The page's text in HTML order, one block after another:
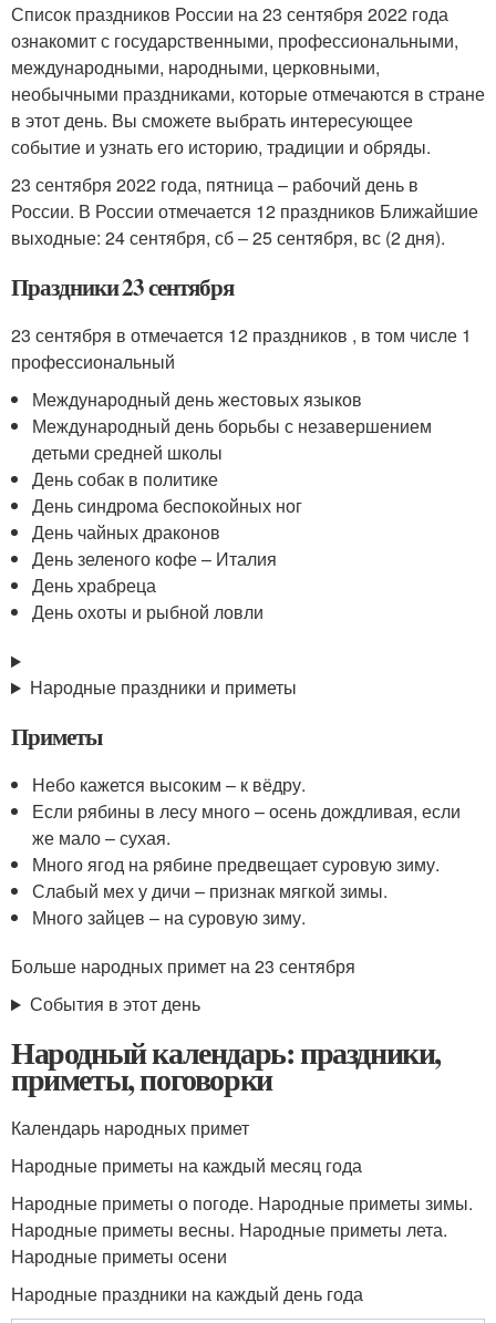
Список праздников России на 23 сентября 2022 года
ознакомит с государственными, профессиональными,
международными, народными, церковными,
необычными праздниками, которые отмечаются в стране
в этот день. Вы сможете выбрать интересующее
событие и узнать его историю, традиции и обряды.
23 сентября 2022 года, пятница – рабочий день в
России. В России отмечается 12 праздников Ближайшие
выходные: 24 сентября, сб – 25 сентября, вс (2 дня).
Праздники 23 сентября
23 сентября в отмечается 12 праздников , в том числе 1
профессиональный
Международный день жестовых языков
Международный день борьбы с незавершением
детьми средней школы
День собак в политике
День синдрома беспокойных ног
День чайных драконов
День зеленого кофе – Италия
День храбреца
День охоты и рыбной ловли
Народные праздники и приметы
Приметы
Небо кажется высоким – к вёдру.
Если рябины в лесу много – осень дождливая, если
же мало – сухая.
Много ягод на рябине предвещает суровую зиму.
Слабый мех у дичи – признак мягкой зимы.
Много зайцев – на суровую зиму.
Больше народных примет на 23 сентября
События в этот день
Народный календарь: праздники,
приметы, поговорки
Календарь народных примет
Народные приметы на каждый месяц года
Народные приметы о погоде. Народные приметы зимы.
Народные приметы весны. Народные приметы лета.
Народные приметы осени
Народные праздники на каждый день года